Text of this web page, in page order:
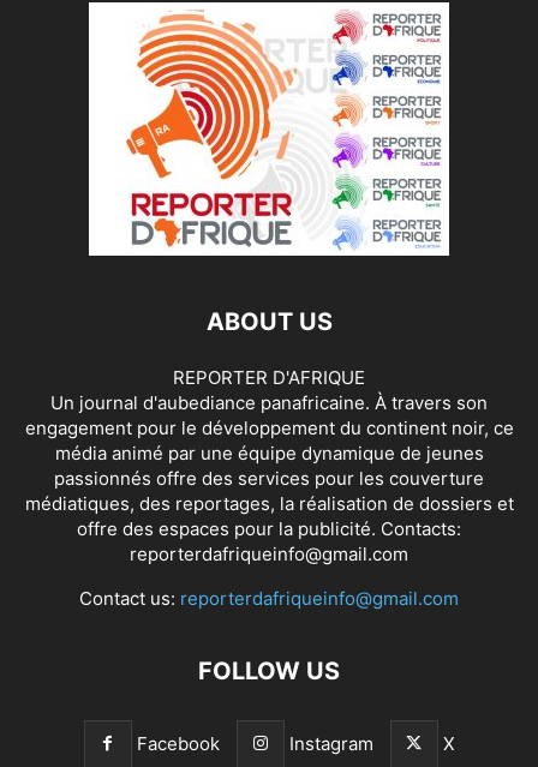
ABOUT US
REPORTER D'AFRIQUE
Un journal d'aubediance panafricaine. À travers son
engagement pour le développement du continent noir, ce
média animé par une équipe dynamique de jeunes
passionnés offre des services pour les couverture
médiatiques, des reportages, la réalisation de dossiers et
offre des espaces pour la publicité. Contacts:
reporterdafriqueinfo@gmail.com
Contact us: reporterdafriqueinfo@gmail.com
FOLLOW US
Facebook Instagram X